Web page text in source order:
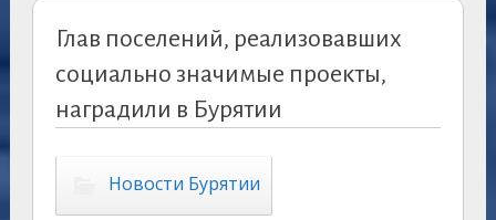
Глав поселений, реализовавших
социально значимые проекты,
наградили в Бурятии
Новости Бурятии